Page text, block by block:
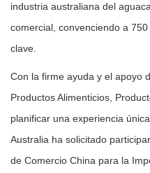
industria australiana del
comercial, convenciendo a
clave.
Con la firme ayuda y el apoyo
Productos Alimenticios,
planificar una experiencia
Australia ha solicitado
de Comercio China para la